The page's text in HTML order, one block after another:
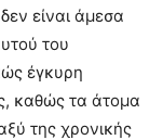
είναι άμεσα
του
έγκυρη
καθώς τα άτομα
της χρονικής